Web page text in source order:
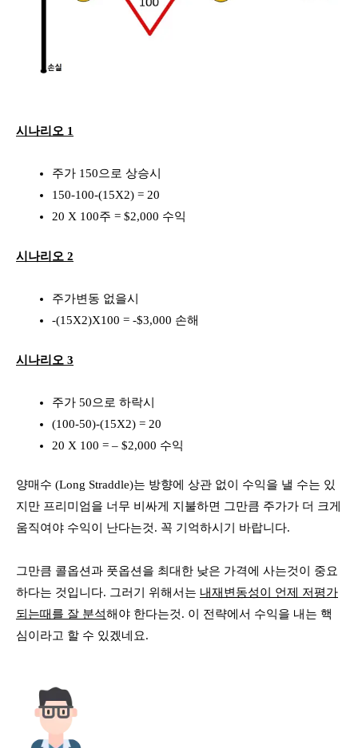
시나리오 1
주가 150으로 상승시
150-100-(15X2) = 20
20 X 100주 = $2,000 수익
시나리오 2
주가변동 없을시
-(15X2)X100 = -$3,000 손해
시나리오 3
주가 50으로 하락시
(100-50)-(15X2) = 20
20 X 100 = – $2,000 수익
양매수 (Long Straddle)는 방향에 상관 없이 수익을 낼 수는 있
지만 프리미엄을 너무 비싸게 지불하면 그만큼 주가가 더 크게
움직여야 수익이 난다는것. 꼭 기억하시기 바랍니다.
그만큼 콜옵션과 풋옵션을 최대한 낮은 가격에 사는것이 중요
하다는 것입니다. 그러기 위해서는 내재변동성이 언제 저평가
되는때를 잘 분석해야 한다는것. 이 전략에서 수익을 내는 핵
심이라고 할 수 있겠네요.